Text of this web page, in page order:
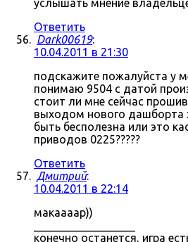
услышать мнение
Ответить
Dark00619:
10.04.2011 в 21:30
подскажите пожалуйста у
понимаю 9504 с датой
стоит ли мне сейчас
выходом нового дашборта
быть бесполезна или это
приводов 0225?????
Ответить
Дмитрий:
10.04.2011 в 22:14
макаааар))
конечно останется, игра